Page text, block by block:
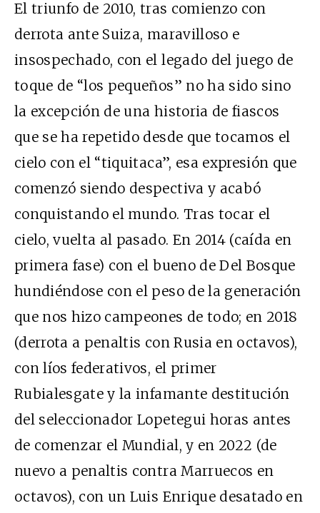
El triunfo de 2010, tras comienzo con
derrota ante Suiza, maravilloso e
insospechado, con el legado del juego de
toque de “los pequeños” no ha sido sino
la excepción de una historia de fiascos
que se ha repetido desde que tocamos el
cielo con el “tiquitaca”, esa expresión que
comenzó siendo despectiva y acabó
conquistando el mundo. Tras tocar el
cielo, vuelta al pasado. En 2014 (caída en
primera fase) con el bueno de Del Bosque
hundiéndose con el peso de la generación
que nos hizo campeones de todo; en 2018
(derrota a penaltis con Rusia en octavos),
con líos federativos, el primer
Rubialesgate y la infamante destitución
del seleccionador Lopetegui horas antes
de comenzar el Mundial, y en 2022 (de
nuevo a penaltis contra Marruecos en
octavos), con un Luis Enrique desatado en